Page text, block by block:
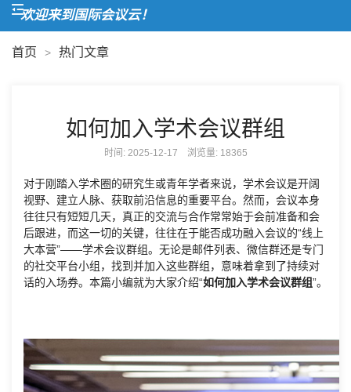
欢迎来到国际会议云！
首页 > 热门文章
如何加入学术会议群组
时间: 2025-12-17 浏览量: 18365
对于刚踏入学术圈的研究生或青年学者来说，学术会议是开阔
视野、建立人脉、获取前沿信息的重要平台。然而，会议本身
往往只有短短几天，真正的交流与合作常常始于会前准备和会
后跟进，而这一切的关键，往往在于能否成功融入会议的“线上
大本营”——学术会议群组。无论是邮件列表、微信群还是专门
的社交平台小组，找到并加入这些群组，意味着拿到了持续对
话的入场券。本篇小编就为大家介绍“如何加入学术会议群组”。